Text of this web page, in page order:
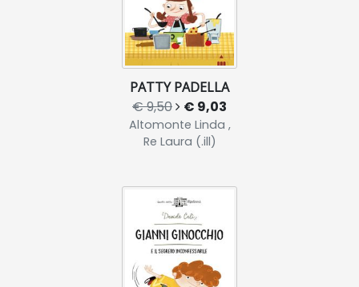
PATTY PADELLA
€ 9,50 € 9,03
Altomonte Linda ,
Re Laura (.ill)